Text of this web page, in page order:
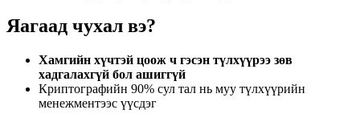
Яагаад чухал вэ?
Хамгийн хүчтэй цоож ч гэсэн түлхүүрээ зөв
хадгалахгүй бол ашиггүй
Криптографийн 90% сул тал нь муу түлхүүрийн
менежментээс үүсдэг